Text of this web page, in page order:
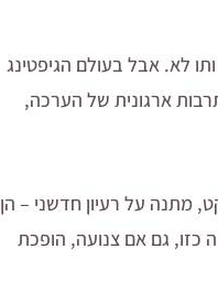
לא. אבל בעולם הגיפטינג
ארגונית של הערכה,
מתנה על רעיון חדשני – הן
כזו, גם אם צנועה, הופכת